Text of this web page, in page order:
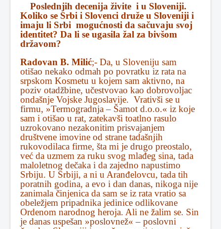
Poslednjih decenija živite i u Sloveniji.
Koliko se Srbi i Slovenci druže u Sloveniji i
imaju li Srbi mogućnosti da sačuvaju svoj
identitet? Da li se ugasila žal za bivšom
državom?
Radovan B. Milić;- Da, u Sloveniju sam
otišao nekako odmah po povratku iz rata na
srpskom Kosmetu u kojem sam aktivno, na
poziv otadžbine, učestvovao kao dobrovoljac
ondašnje Vojske Jugoslavije. Vrativši se u
firmu, »Termogradnja – Šamot d.o.o.« iz koje
sam i otišao u rat, zatekavši toatlno rasulo
uzrokovano nezakonitim prisvajanjem
društvene imovine od strane tadašnjih
rukovodilaca firme, šta mi je drugo preostalo,
već da uzmem za ruku svog mlađeg sina, tada
maloletnog dečaka i da zajedno napustimo
Srbiju. U Srbiji, a ni u Aranđelovcu, tada tih
poratnih godina, a evo i dan danas, nikoga nije
zanimala činjenica da sam se iz rata vratio sa
obeležjem pripadnika jedinice odlikovane
Ordenom narodnog heroja. Ali ne žalim se. Sin
je danas uspešan »poslovnež« – poslovni